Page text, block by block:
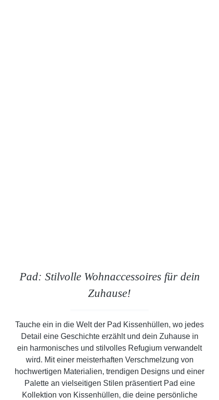
Pad: Stilvolle Wohnaccessoires für dein
Zuhause!
Tauche ein in die Welt der Pad Kissenhüllen, wo jedes
Detail eine Geschichte erzählt und dein Zuhause in
ein harmonisches und stilvolles Refugium verwandelt
wird. Mit einer meisterhaften Verschmelzung von
hochwertigen Materialien, trendigen Designs und einer
Palette an vielseitigen Stilen präsentiert Pad eine
Kollektion von Kissenhüllen, die deine persönliche